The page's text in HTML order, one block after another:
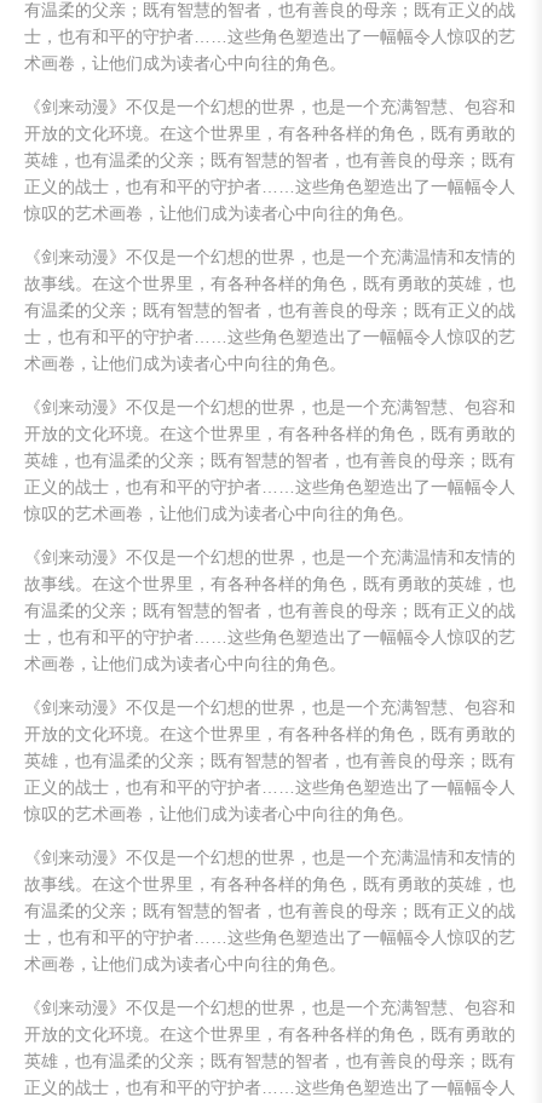
有温柔的父亲；既有智慧的智者，也有善良的母亲；既有正义的战
士，也有和平的守护者……这些角色塑造出了一幅幅令人惊叹的艺
术画卷，让他们成为读者心中向往的角色。
《剑来动漫》不仅是一个幻想的世界，也是一个充满智慧、包容和
开放的文化环境。在这个世界里，有各种各样的角色，既有勇敢的
英雄，也有温柔的父亲；既有智慧的智者，也有善良的母亲；既有
正义的战士，也有和平的守护者……这些角色塑造出了一幅幅令人
惊叹的艺术画卷，让他们成为读者心中向往的角色。
《剑来动漫》不仅是一个幻想的世界，也是一个充满温情和友情的
故事线。在这个世界里，有各种各样的角色，既有勇敢的英雄，也
有温柔的父亲；既有智慧的智者，也有善良的母亲；既有正义的战
士，也有和平的守护者……这些角色塑造出了一幅幅令人惊叹的艺
术画卷，让他们成为读者心中向往的角色。
《剑来动漫》不仅是一个幻想的世界，也是一个充满智慧、包容和
开放的文化环境。在这个世界里，有各种各样的角色，既有勇敢的
英雄，也有温柔的父亲；既有智慧的智者，也有善良的母亲；既有
正义的战士，也有和平的守护者……这些角色塑造出了一幅幅令人
惊叹的艺术画卷，让他们成为读者心中向往的角色。
《剑来动漫》不仅是一个幻想的世界，也是一个充满温情和友情的
故事线。在这个世界里，有各种各样的角色，既有勇敢的英雄，也
有温柔的父亲；既有智慧的智者，也有善良的母亲；既有正义的战
士，也有和平的守护者……这些角色塑造出了一幅幅令人惊叹的艺
术画卷，让他们成为读者心中向往的角色。
《剑来动漫》不仅是一个幻想的世界，也是一个充满智慧、包容和
开放的文化环境。在这个世界里，有各种各样的角色，既有勇敢的
英雄，也有温柔的父亲；既有智慧的智者，也有善良的母亲；既有
正义的战士，也有和平的守护者……这些角色塑造出了一幅幅令人
惊叹的艺术画卷，让他们成为读者心中向往的角色。
《剑来动漫》不仅是一个幻想的世界，也是一个充满温情和友情的
故事线。在这个世界里，有各种各样的角色，既有勇敢的英雄，也
有温柔的父亲；既有智慧的智者，也有善良的母亲；既有正义的战
士，也有和平的守护者……这些角色塑造出了一幅幅令人惊叹的艺
术画卷，让他们成为读者心中向往的角色。
《剑来动漫》不仅是一个幻想的世界，也是一个充满智慧、包容和
开放的文化环境。在这个世界里，有各种各样的角色，既有勇敢的
英雄，也有温柔的父亲；既有智慧的智者，也有善良的母亲；既有
正义的战士，也有和平的守护者……这些角色塑造出了一幅幅令人